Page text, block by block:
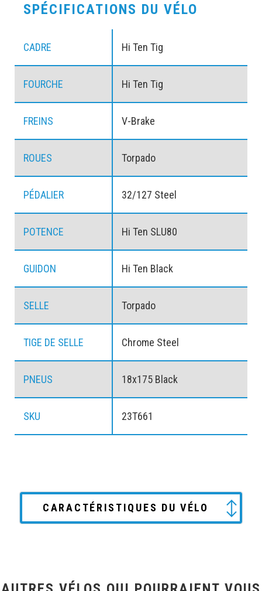
SPÉCIFICATIONS DU VÉLO
CADRE Hi Ten Tig
FOURCHE Hi Ten Tig
FREINS V-Brake
ROUES Torpado
PÉDALIER 32/127 Steel
POTENCE Hi Ten SLU80
GUIDON Hi Ten Black
SELLE Torpado
TIGE DE SELLE Chrome Steel
PNEUS 18x175 Black
SKU 23T661
CARACTÉRISTIQUES DU VÉLO